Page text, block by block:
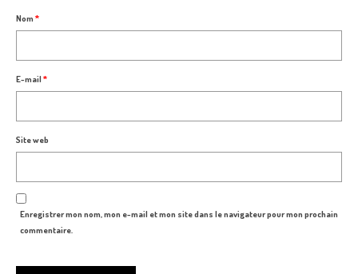
Nom *
E-mail*
Site web
Enregistrer mon nom, mon e-mail et mon site dans le navigateur pour mon prochain
commentaire.